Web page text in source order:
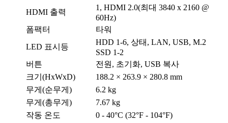
HDMI 출력
1, HDMI 2.0(최대 3840 x 2160 @
60Hz)
폼팩터
타워
LED 표시등
HDD 1-6, 상태, LAN, USB, M.2
SSD 1-2
버튼
전원, 초기화, USB 복사
크기(HxWxD)
188.2 × 263.9 × 280.8 mm
무게(순무게)
6.2 kg
무게(총무게)
7.67 kg
작동 온도
0 - 40°C (32°F - 104°F)